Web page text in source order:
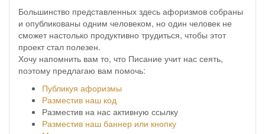
Большинство представленных здесь афоризмов собраны
и опубликованы одним человеком, но один человек не
сможет настолько продуктивно трудиться, чтобы этот
проект стал полезен.
Хочу напомнить вам то, что Писание учит нас сеять,
поэтому предлагаю вам помочь:
Публикуя афоризмы
Разместив наш код
Разместив на нас активную ссылку
Разместив наш баннер или кнопку